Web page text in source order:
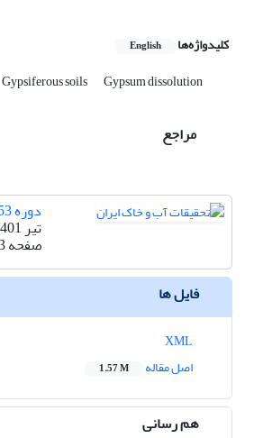
کلیدواژه‌ها English
Gypsiferous soils Gypsum dissolution
مراجع
دوره 53، شماره 4
تیر 1401
صفحه
فایل ها
اصل مقاله
1.57 M
هم رسانی